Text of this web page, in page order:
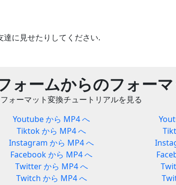
に見せたりしてください.
ォームからのフォー
ォーマット変換チュートリアルを見る
Youtube から MP4 へ
Tiktok から MP4 へ
Instagram から MP4 へ
Facebook から MP4 へ
Twitter から MP4 へ
Twitch から MP4 へ